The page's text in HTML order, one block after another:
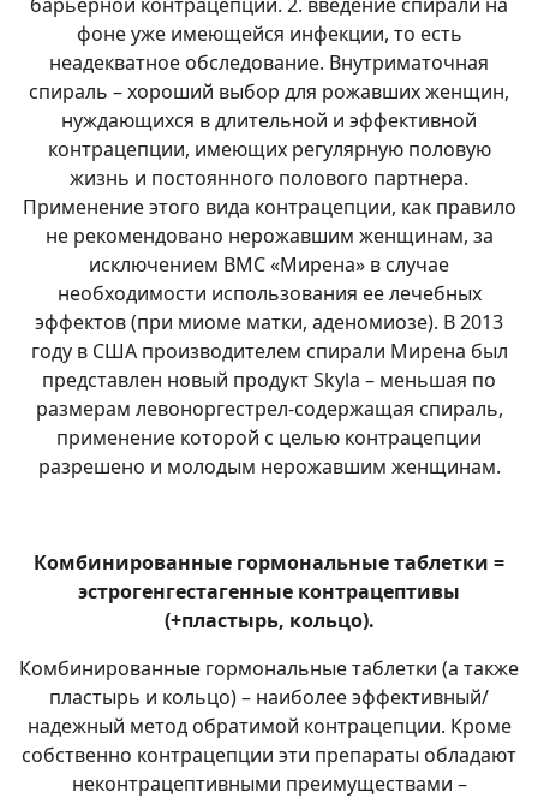
фоне уже имеющейся инфекции, то есть
неадекватное обследование. Внутриматочная
спираль – хороший выбор для рожавших женщин,
нуждающихся в длительной и эффективной
контрацепции, имеющих регулярную половую
жизнь и постоянного полового партнера.
Применение этого вида контрацепции, как правило
не рекомендовано нерожавшим женщинам, за
исключением ВМС «Мирена» в случае
необходимости использования ее лечебных
эффектов (при миоме матки, аденомиозе). В 2013
году в США производителем спирали Мирена был
представлен новый продукт Skyla – меньшая по
размерам левоноргестрел-содержащая спираль,
применение которой с целью контрацепции
разрешено и молодым нерожавшим женщинам.
Комбинированные гормональные таблетки =
эстрогенгестагенные контрацептивы
(+пластырь, кольцо).
Комбинированные гормональные таблетки (а также
пластырь и кольцо) – наиболее эффективный/
надежный метод обратимой контрацепции. Кроме
собственно контрацепции эти препараты обладают
неконтрацептивными преимуществами –